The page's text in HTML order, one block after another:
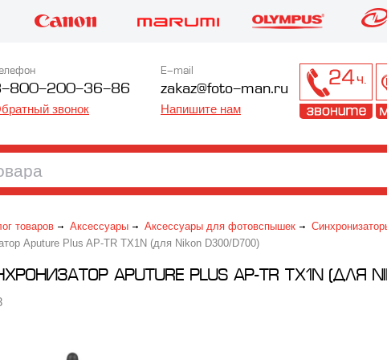
800-200-36-86
звонок
E-mail
zakaz@foto-man.ru
Напишите нам
товаров Аксессуары Аксессуары для фотовспышек
Aputure Plus AP-TR TX1N (для Nikon D300/D700)
APUTURE PLUS AP-TR TX1N (ДЛЯ